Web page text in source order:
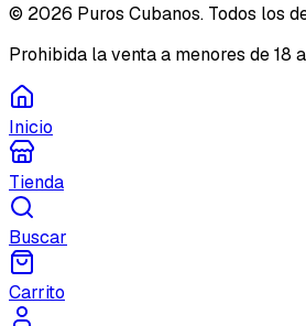
© 2026 Puros Cubanos. Todos los
Prohibida la venta a menores de 18
Inicio
Tienda
Buscar
Carrito